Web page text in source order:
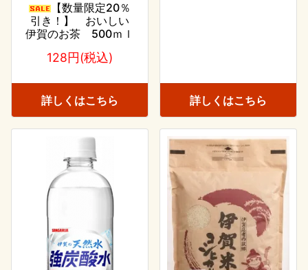
【数量限定20％
引き！】 おいしい
伊賀のお茶 500ｍｌ
128円(税込)
詳しくはこちら 詳しくはこちら